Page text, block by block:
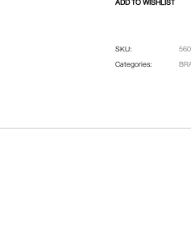
SKU:
Categories: